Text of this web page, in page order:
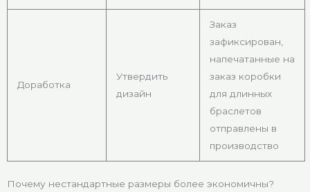
Доработка
Утвердить
дизайн
Заказ
зафиксирован,
напечатанные на
заказ коробки
для длинных
браслетов
отправлены в
производство
Почему нестандартные размеры более экономичны?